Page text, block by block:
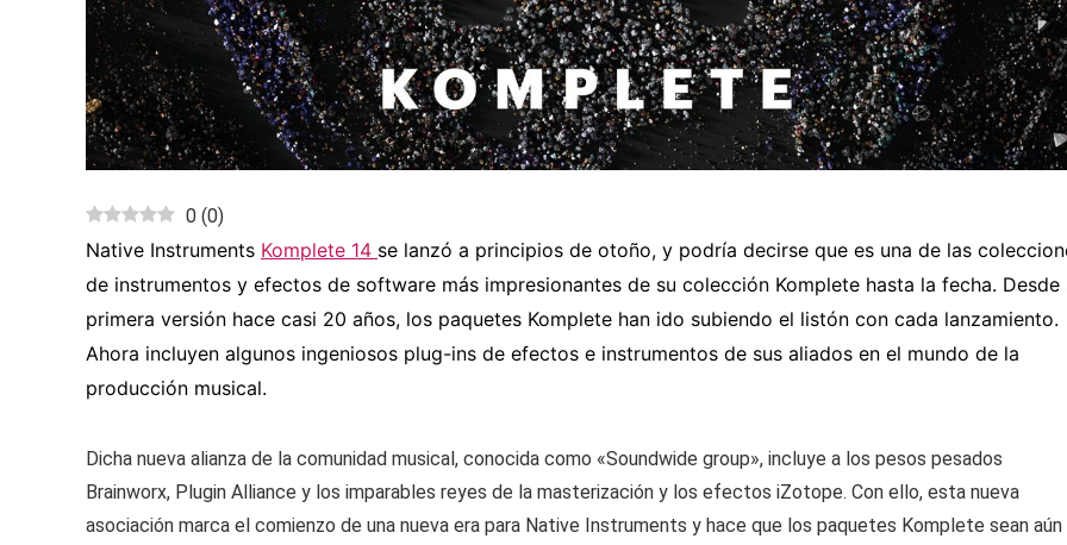
0 (0)
Native Instruments Komplete 14 se lanzó a principios de otoño, y podría decirse que es una de las
de instrumentos y efectos de software más impresionantes de su colección Komplete hasta la fecha. Desde
primera versión hace casi 20 años, los paquetes Komplete han ido subiendo el listón con cada lanzamiento.
Ahora incluyen algunos ingeniosos plug-ins de efectos e instrumentos de sus aliados en el mundo de la
producción musical.
Dicha nueva alianza de la comunidad musical, conocida como «Soundwide group», incluye a los pesos pesados
Brainworx, Plugin Alliance y los imparables reyes de la masterización y los efectos iZotope. Con ello, esta nueva
asociación marca el comienzo de una nueva era para Native Instruments y hace que los paquetes Komplete sean aún